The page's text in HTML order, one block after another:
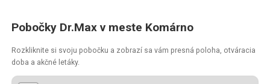
Pobočky Dr.Max v meste Komárno
Rozkliknite si svoju pobočku a zobrazí sa vám presná poloha, otváracia
doba a akčné letáky.